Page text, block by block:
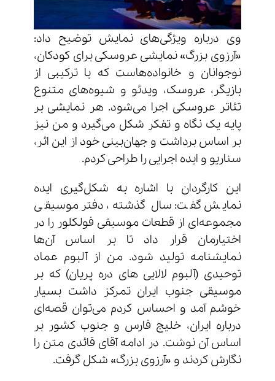
وی درباره ویژگی‌های نمایش توضیح داد:
«آرزوی بزرگ» نمایشی عروسکی برای کودکان،
نوجوانان و خانواده‌هاست که با ترکیبی از
بازیگر، عروسک، ویدئو و شیوه‌های متنوع
تئاتر عروسکی اجرا می‌شود. هر نمایشی بر
پایه یک نگاه و تفکر شکل می‌گیرد و من نیز
بر اساس برداشت و جهان‌بینی خود از این اثر،
سناریو و ایده اجرایی را طراحی کردم.
این کارگردان با اشاره به شکل‌گیری ایده
نمایش گفت: سال گذشته، دفتر موسیقی
مجموعه‌ای از قطعات موسیقی فولکلور را در
اختیارمان قرار داد تا بر اساس آن‌ها
نمایشنامه تولید شود. من از آلبوم عماد
توحیدی (آلبوم لالایی های دره پریان) که بر
موسیقی جنوب ایران تمرکز داشت بسیار
خوشم آمد و احساس کردم می‌توان قصه‌ای
درباره ایران، خلیج فارس و جنوب کشور بر
اساس آن نوشت. در ادامه آقای قائدی متن را
نگارش کردند و «آرزوی بزرگ» شکل گرفت.